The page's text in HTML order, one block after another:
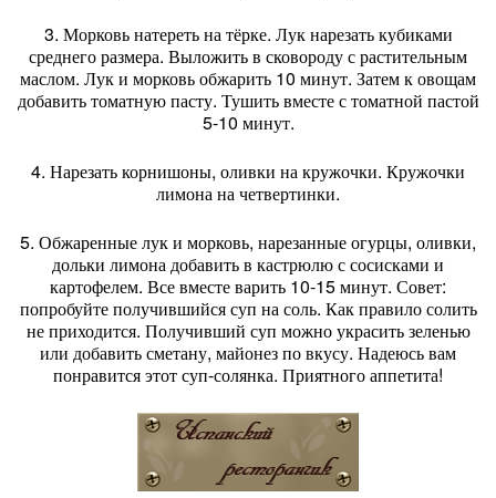
3. Морковь натереть на тёрке. Лук нарезать кубиками
среднего размера. Выложить в сковороду с растительным
маслом. Лук и морковь обжарить 10 минут. Затем к овощам
добавить томатную пасту. Тушить вместе с томатной пастой
5-10 минут.
4. Нарезать корнишоны, оливки на кружочки. Кружочки
лимона на четвертинки.
5. Обжаренные лук и морковь, нарезанные огурцы, оливки,
дольки лимона добавить в кастрюлю с сосисками и
картофелем. Все вместе варить 10-15 минут. Совет:
попробуйте получившийся суп на соль. Как правило солить
не приходится. Получивший суп можно украсить зеленью
или добавить сметану, майонез по вкусу. Надеюсь вам
понравится этот суп-солянка. Приятного аппетита!